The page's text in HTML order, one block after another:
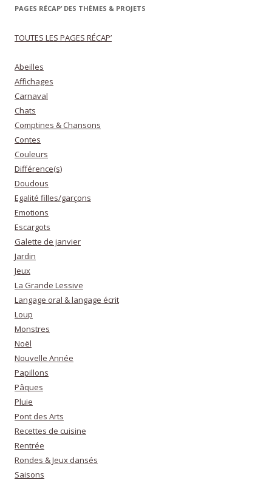
PAGES RÉCAP’ DES THÈMES & PROJETS
TOUTES LES PAGES RÉCAP’
Abeilles
Affichages
Carnaval
Chats
Comptines & Chansons
Contes
Couleurs
Différence(s)
Doudous
Egalité filles/garçons
Emotions
Escargots
Galette de janvier
Jardin
Jeux
La Grande Lessive
Langage oral & langage écrit
Loup
Monstres
Noël
Nouvelle Année
Papillons
Pâques
Pluie
Pont des Arts
Recettes de cuisine
Rentrée
Rondes & Jeux dansés
Saisons